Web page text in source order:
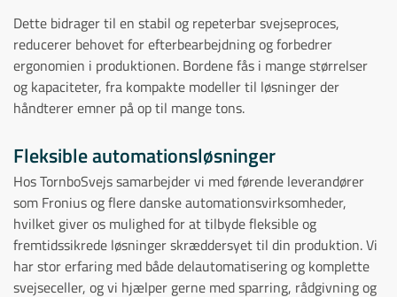
Dette bidrager til en stabil og repeterbar svejseproces,
reducerer behovet for efterbearbejdning og forbedrer
ergonomien i produktionen. Bordene fås i mange størrelser
og kapaciteter, fra kompakte modeller til løsninger der
håndterer emner på op til mange tons.
Fleksible automationsløsninger
Hos TornboSvejs samarbejder vi med førende leverandører
som Fronius og flere danske automationsvirksomheder,
hvilket giver os mulighed for at tilbyde fleksible og
fremtidssikrede løsninger skræddersyet til din produktion. Vi
har stor erfaring med både delautomatisering og komplette
svejseceller, og vi hjælper gerne med sparring, rådgivning og